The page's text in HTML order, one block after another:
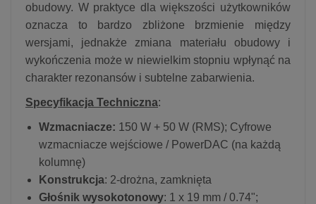
obudowy. W praktyce dla większości użytkowników
oznacza to bardzo zbliżone brzmienie między
wersjami, jednakże zmiana materiału obudowy i
wykończenia może w niewielkim stopniu wpłynąć na
charakter rezonansów i subtelne zabarwienia.
Specyfikacja Techniczna:
Wzmacniacze: 150 W + 50 W (RMS); Cyfrowe
wzmacniacze wejściowe / PowerDAC (na każdą
kolumnę)
Konstrukcja: 2-drożna, zamknięta
Głośnik wysokotonowy: 1 x 19 mm / 0.74";